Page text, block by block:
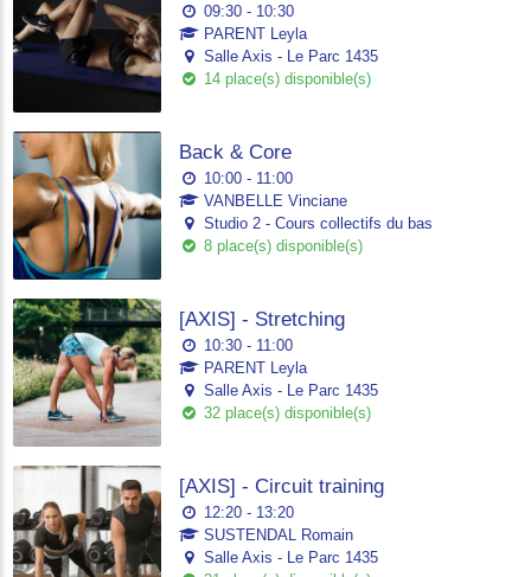
09:30 - 10:30
PARENT Leyla
Salle Axis - Le Parc 1435
14 place(s) disponible(s)
Back & Core
10:00 - 11:00
VANBELLE Vinciane
Studio 2 - Cours collectifs du bas
8 place(s) disponible(s)
[AXIS] - Stretching
10:30 - 11:00
PARENT Leyla
Salle Axis - Le Parc 1435
32 place(s) disponible(s)
[AXIS] - Circuit training
12:20 - 13:20
SUSTENDAL Romain
Salle Axis - Le Parc 1435